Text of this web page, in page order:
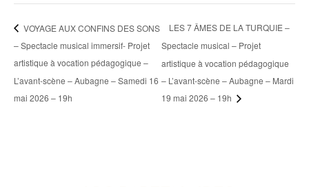
VOYAGE AUX CONFINS DES SONS
– Spectacle musical immersif- Projet
artistique à vocation pédagogique –
L’avant-scène – Aubagne – Samedi 16
mai 2026 – 19h
LES 7 ÂMES DE LA TURQUIE –
Spectacle musical – Projet
artistique à vocation pédagogique
– L’avant-scène – Aubagne – Mardi
19 mai 2026 – 19h